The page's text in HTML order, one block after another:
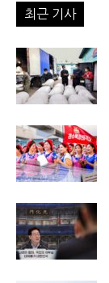
최근 기사